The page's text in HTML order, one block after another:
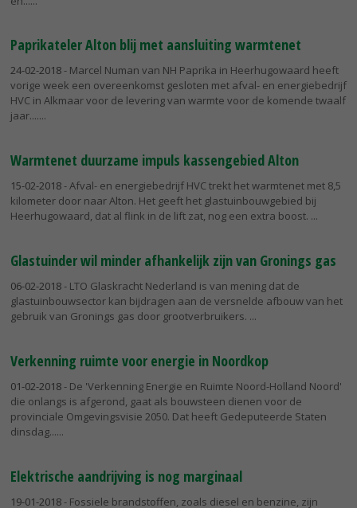
Paprikateler Alton blij met aansluiting warmtenet
24-02-2018- Marcel Numan van NH Paprika in Heerhugowaard heeft
vorige week een overeenkomst gesloten met afval- en energiebedrijf
HVC in Alkmaar voor de levering van warmte voor de komende twaalf
jaar....
Warmtenet duurzame impuls kassengebied Alton
15-02-2018- Afval- en energiebedrijf HVC trekt het warmtenet met 8,5
kilometer door naar Alton. Het geeft het glastuinbouwgebied bij
Heerhugowaard, dat al flink in de lift zat, nog een extra boost.
Glastuinder wil minder afhankelijk zijn van Gronings gas
06-02-2018- LTO Glaskracht Nederland is van mening dat de
glastuinbouwsector kan bijdragen aan de versnelde afbouw van het
gebruik van Gronings gas door grootverbruikers.
Verkenning ruimte voor energie in Noordkop
01-02-2018- De 'Verkenning Energie en Ruimte Noord-Holland Noord'
die onlangs is afgerond, gaat als bouwsteen dienen voor de
provinciale Omgevingsvisie 2050. Dat heeft Gedeputeerde Staten
dinsdag...
Elektrische aandrijving is nog marginaal
19-01-2018- Fossiele brandstoffen, zoals diesel en benzine, zijn